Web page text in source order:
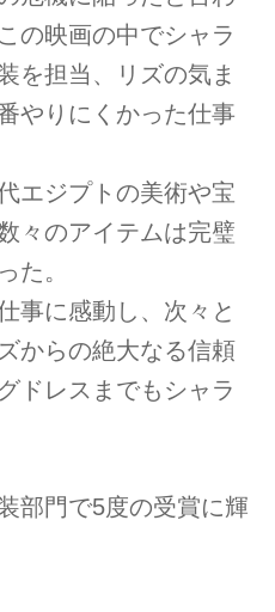
の映画の中でシャラ
を担当、リズの気ま
やりにくかった仕事
エジプトの美術や宝
々のアイテムは完璧
た。
事に感動し、次々と
からの絶大なる信頼
ドレスまでもシャラ
部門で5度の受賞に輝